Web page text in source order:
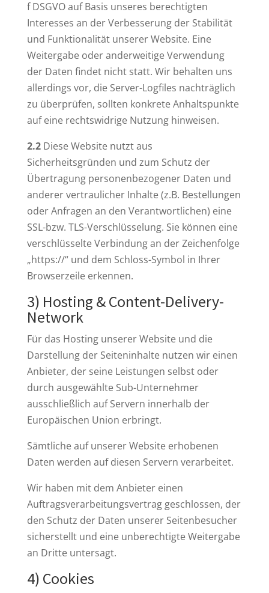
f DSGVO auf Basis unseres berechtigten
Interesses an der Verbesserung der Stabilität
und Funktionalität unserer Website. Eine
Weitergabe oder anderweitige Verwendung
der Daten findet nicht statt. Wir behalten uns
allerdings vor, die Server-Logfiles nachträglich
zu überprüfen, sollten konkrete Anhaltspunkte
auf eine rechtswidrige Nutzung hinweisen.
2.2Diese Website nutzt aus
Sicherheitsgründen und zum Schutz der
Übertragung personenbezogener Daten und
anderer vertraulicher Inhalte (z.B. Bestellungen
oder Anfragen an den Verantwortlichen) eine
SSL-bzw. TLS-Verschlüsselung. Sie können eine
verschlüsselte Verbindung an der Zeichenfolge
„https://“ und dem Schloss-Symbol in Ihrer
Browserzeile erkennen.
3) Hosting & Content-Delivery-
Network
Für das Hosting unserer Website und die
Darstellung der Seiteninhalte nutzen wir einen
Anbieter, der seine Leistungen selbst oder
durch ausgewählte Sub-Unternehmer
ausschließlich auf Servern innerhalb der
Europäischen Union erbringt.
Sämtliche auf unserer Website erhobenen
Daten werden auf diesen Servern verarbeitet.
Wir haben mit dem Anbieter einen
Auftragsverarbeitungsvertrag geschlossen, der
den Schutz der Daten unserer Seitenbesucher
sicherstellt und eine unberechtigte Weitergabe
an Dritte untersagt.
4) Cookies